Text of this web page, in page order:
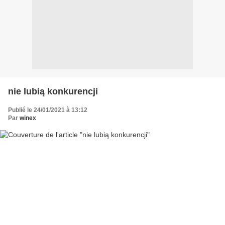
nie lubią konkurencji
Publié le 24/01/2021 à 13:12
Par winex